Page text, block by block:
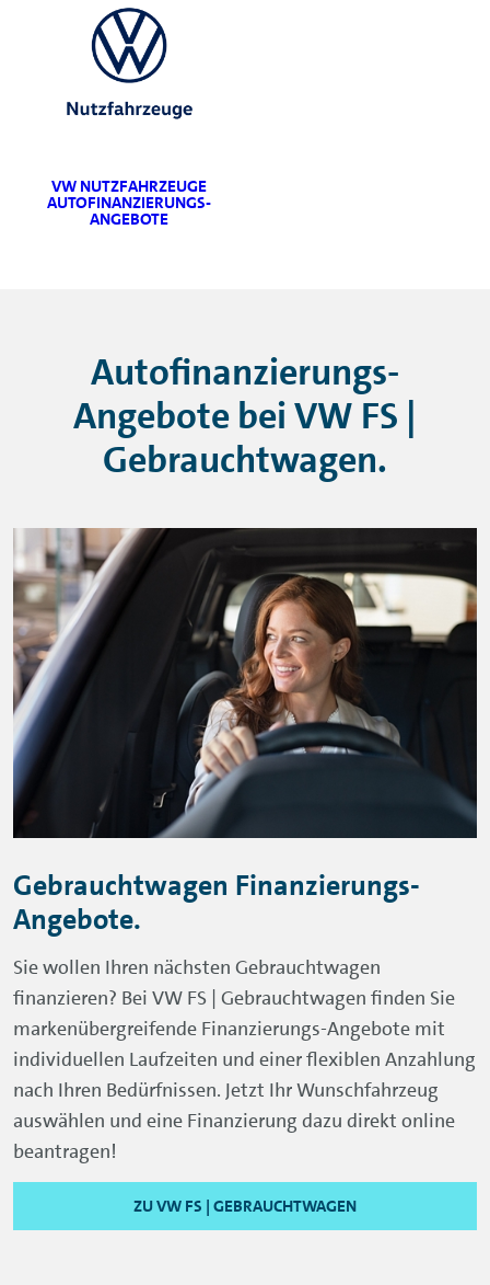
VW NUTZFAHRZEUGE
AUTOFINANZIERUNGS-
ANGEBOTE
Autofinanzierungs-
Angebote bei VW FS |
Gebrauchtwagen.
Gebrauchtwagen Finanzierungs-
Angebote.
Sie wollen Ihren nächsten Gebrauchtwagen
finanzieren? Bei VW FS | Gebrauchtwagen finden Sie
markenübergreifende Finanzierungs-Angebote mit
individuellen Laufzeiten und einer flexiblen Anzahlung
nach Ihren Bedürfnissen. Jetzt Ihr Wunschfahrzeug
auswählen und eine Finanzierung dazu direkt online
beantragen!
ZU VW FS | GEBRAUCHTWAGEN